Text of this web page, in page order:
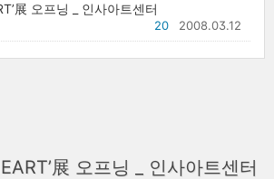
展 오프닝 _ 인사아트센터
2008.03.12
20
展 오프닝 _ 인사아트센터